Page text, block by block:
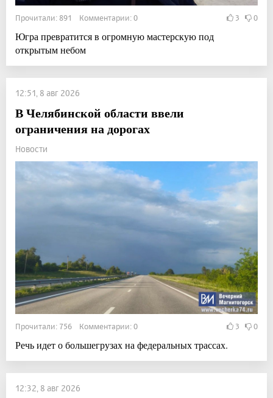
Прочитали: 891 Комментарии: 0 3 0
Югра превратится в огромную мастерскую под
открытым небом
12:51, 8 авг 2026
В Челябинской области ввели
ограничения на дорогах
Новости
Прочитали: 756 Комментарии: 0 3 0
Речь идет о большегрузах на федеральных трассах.
12:32, 8 авг 2026